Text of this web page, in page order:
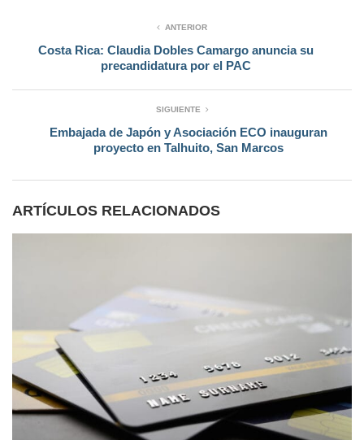
ANTERIOR
Costa Rica: Claudia Dobles Camargo anuncia su
precandidatura por el PAC
SIGUIENTE
Embajada de Japón y Asociación ECO inauguran
proyecto en Talhuito, San Marcos
ARTÍCULOS RELACIONADOS